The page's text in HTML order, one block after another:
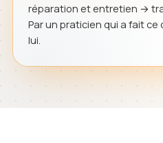
réparation et entretien →
Par un praticien qui a fait ce
lui.